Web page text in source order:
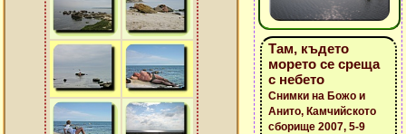
Там, където
морето се среща
с небето
Снимки на Божо и
Анито, Камчийското
сборище 2007, 5-9